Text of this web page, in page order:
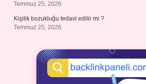
Temmuz 25, 2026
Kişilik bozukluğu tedavi edilir mi ?
Temmuz 25, 2026